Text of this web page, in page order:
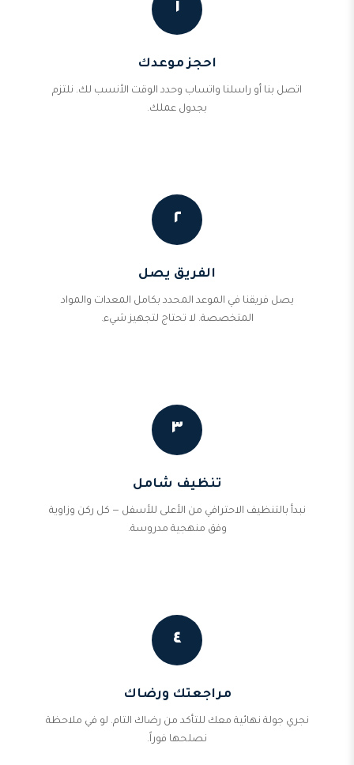
١
احجز موعدك
اتصل بنا أو راسلنا واتساب وحدد الوقت الأنسب لك. نلتزم
بجدول عملك.
٢
الفريق يصل
يصل فريقنا في الموعد المحدد بكامل المعدات والمواد
المتخصصة. لا تحتاج لتجهيز شيء.
٣
تنظيف شامل
نبدأ بالتنظيف الاحترافي من الأعلى للأسفل — كل ركن وزاوية
وفق منهجية مدروسة.
٤
مراجعتك ورضاك
نجري جولة نهائية معك للتأكد من رضاك التام. لو في ملاحظة
نصلحها فوراً.